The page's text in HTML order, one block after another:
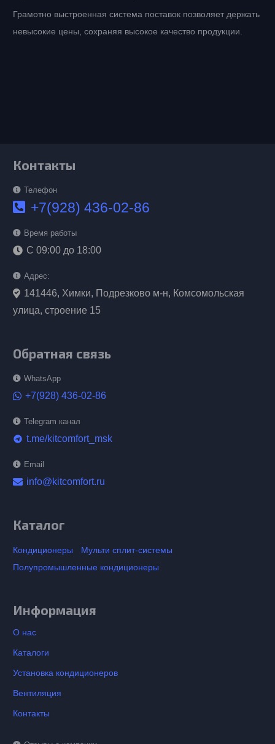
Грамотно выстроенная система поставок позволяет держать
невысокие цены, сохраняя высокое качество продукции.
Контакты
Телефон
+7(928) 436-02-86
Время работы
С 09:00 до 18:00
Адрес:
141446, Химки, Подрезково м-н, Комсомольская
улица, строение 15
Обратная связь
WhatsApp
+7(928) 436-02-86
Telegram канал
telegram t.me/kitcomfort_msk
Email
info@kitcomfort.ru
Каталог
Кондиционеры
Мульти сплит-системы
Полупромышленные кондиционеры
Информация
О нас
Каталоги
Установка кондиционеров
Вентиляция
Контакты